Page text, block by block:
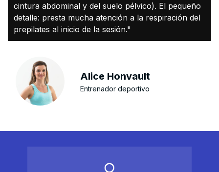
cintura abdominal y del suelo pélvico). El pequeño
detalle: presta mucha atención a la respiración del
prepilates al inicio de la sesión."
Alice Honvault
Entrenador deportivo